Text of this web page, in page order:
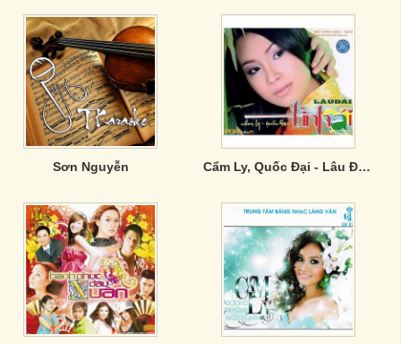
Sơn Nguyễn Cẩm Ly, Quốc Đại - Lâu Đài Tình Ái